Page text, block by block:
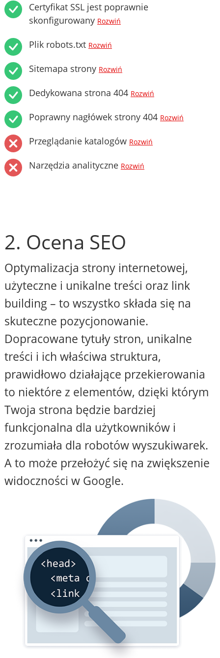
Certyfikat SSL jest poprawnie
skonfigurowany Rozwiń
Plik robots.txt Rozwiń
Sitemapa strony Rozwiń
Dedykowana strona 404 Rozwiń
Poprawny nagłówek strony 404 Rozwiń
Przeglądanie katalogów Rozwiń
Narzędzia analityczne Rozwiń
2. Ocena SEO
Optymalizacja strony internetowej,
użyteczne i unikalne treści oraz link
building – to wszystko składa się na
skuteczne pozycjonowanie.
Dopracowane tytuły stron, unikalne
treści i ich właściwa struktura,
prawidłowo działające przekierowania
to niektóre z elementów, dzięki którym
Twoja strona będzie bardziej
funkcjonalna dla użytkowników i
zrozumiała dla robotów wyszukiwarek.
A to może przełożyć się na zwiększenie
widoczności w Google.